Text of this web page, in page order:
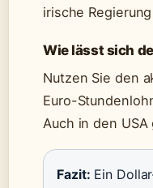
irische
Wie lässt sich
Nutzen Sie den
Euro-
Auch in den
Fazit: Ein